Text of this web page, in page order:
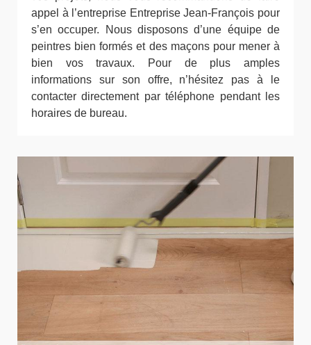
appel à l’entreprise Entreprise Jean-François pour
s’en occuper. Nous disposons d’une équipe de
peintres bien formés et des maçons pour mener à
bien vos travaux. Pour de plus amples
informations sur son offre, n’hésitez pas à le
contacter directement par téléphone pendant les
horaires de bureau.